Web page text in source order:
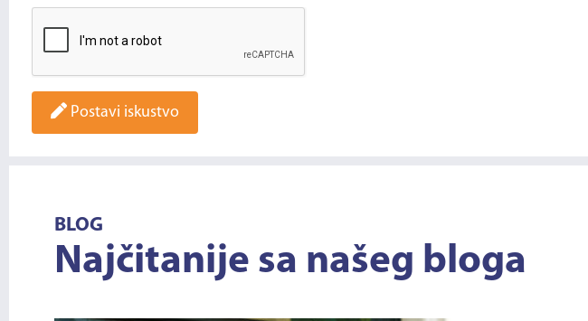
Postavi iskustvo
BLOG
Najčitanije sa našeg bloga